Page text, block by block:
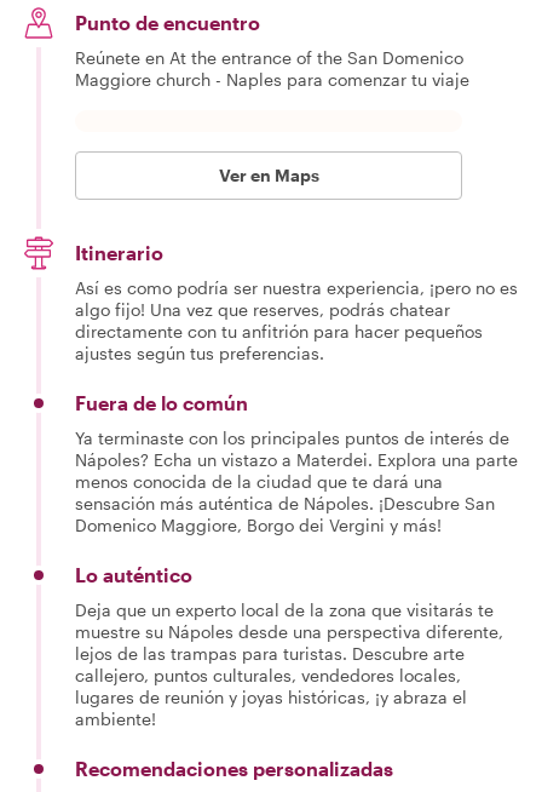
Punto de encuentro
Reúnete en At the entrance of the San Domenico
Maggiore church - Naples para comenzar tu viaje
Ver en Maps
Itinerario
Así es como podría ser nuestra experiencia, ¡pero no es
algo fijo! Una vez que reserves, podrás chatear
directamente con tu anfitrión para hacer pequeños
ajustes según tus preferencias.
Fuera de lo común
Ya terminaste con los principales puntos de interés de
Nápoles? Echa un vistazo a Materdei. Explora una parte
menos conocida de la ciudad que te dará una
sensación más auténtica de Nápoles. ¡Descubre San
Domenico Maggiore, Borgo dei Vergini y más!
Lo auténtico
Deja que un experto local de la zona que visitarás te
muestre su Nápoles desde una perspectiva diferente,
lejos de las trampas para turistas. Descubre arte
callejero, puntos culturales, vendedores locales,
lugares de reunión y joyas históricas, ¡y abraza el
ambiente!
Recomendaciones personalizadas